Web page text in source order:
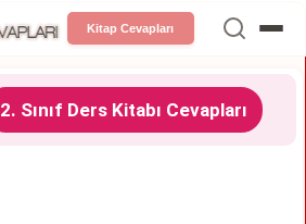
Kitap Cevapları
2. Sınıf Ders Kitabı Cevapları